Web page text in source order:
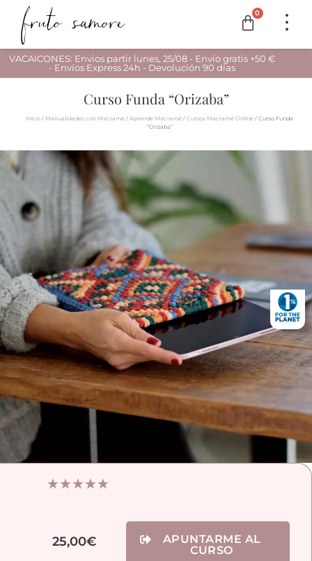
0
VACAICONES: Envios partir lunes, 25/08 - Envío gratis +50 €
- Envíos Express 24h - Devolución 90 días
Curso Funda “Orizaba”
Inicio / Manualidades con Macramé / Aprende Macramé / Cursos Macramé Online / Curso Funda
“Orizaba”
★★★★★
25,00€
APUNTARME AL
CURSO